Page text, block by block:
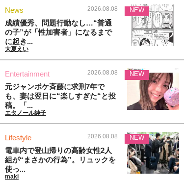
News 2026.08.08
成績優秀、問題行動なし…“普通
の子”が「性加害者」になるまで
に起き...
大夏えい
NEW
Entertainment 2026.08.08
元ジャンポケ斉藤に求刑7年で
も、妻は翌日に“楽しすぎた“と投
稿。「...
エタノール純子
NEW
Lifestyle 2026.08.08
電車内で登山帰りの高齢女性2人
組が“まさかの行為”。リュックを
使っ...
maki
NEW